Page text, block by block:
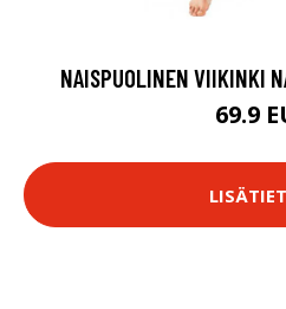
NAISPUOLINEN VIIKINKI
69.9